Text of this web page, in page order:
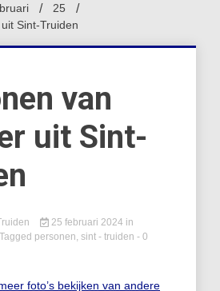
25
Sint-Truiden
van
uit Sint-
25 februari 2024 in
Tagged personen, sint - truiden - 0
foto’s bekijken van andere